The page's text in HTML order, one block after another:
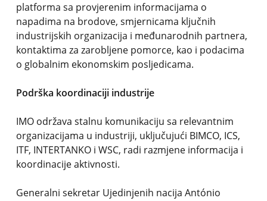
platforma sa provjerenim informacijama o
napadima na brodove, smjernicama ključnih
industrijskih organizacija i međunarodnih partnera,
kontaktima za zarobljene pomorce, kao i podacima
o globalnim ekonomskim posljedicama.
Podrška koordinaciji industrije
IMO održava stalnu komunikaciju sa relevantnim
organizacijama u industriji, uključujući BIMCO, ICS,
ITF, INTERTANKO i WSC, radi razmjene informacija i
koordinacije aktivnosti.
Generalni sekretar Ujedinjenih nacija António